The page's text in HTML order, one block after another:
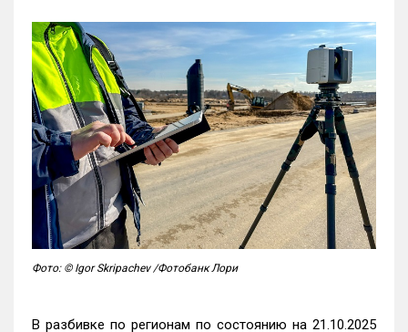
Фото: © Igor Skripachev /Фотобанк Лори
В разбивке по регионам по состоянию на 21.10.2025